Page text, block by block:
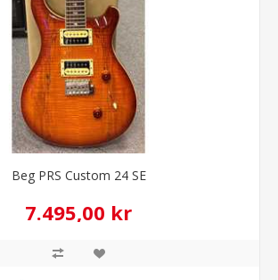
Beg PRS Custom 24 SE
7.495,00 kr